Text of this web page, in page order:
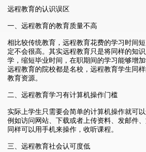
远程教育的认识误区
一、远程教育的教育质量不高
相比较传统教育，远程教育花费的学习时间
定不会很高。其实远程教育只是将同样的知
学，缩短毕业时间，在职期间的学习能够增
远程教育的院校都是名校，远程教育学生同
教育资源。
二、远程教育学习有计算机操作门槛
实际上学生只需要会简单的计算机操作就可以
例如访问网站、下载或者上传资料、发邮件
同样可以用手机来操作，收听课程。
三、远程教育社会认可度低